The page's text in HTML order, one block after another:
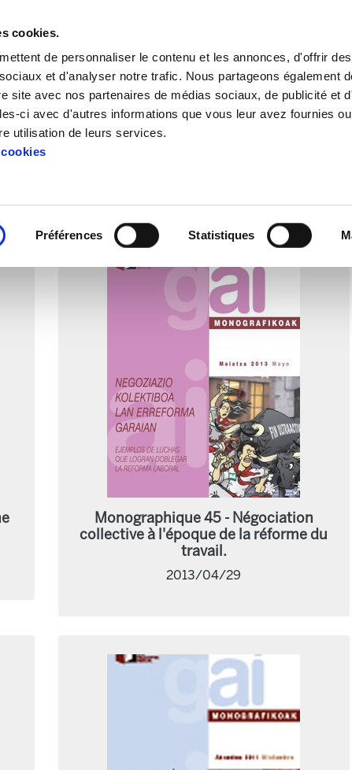
cookies.
de personnaliser le contenu et les annonces, d'offrir
et d'analyser notre trafic. Nous partageons également
site avec nos partenaires de médias sociaux, de publicité et
ci avec d'autres informations que vous leur avez fournies
utilisation de leurs services.
Préférences Statistiques
Monographique 45 - Négociation
collective à l'époque de la réforme du
travail.
2013/04/29